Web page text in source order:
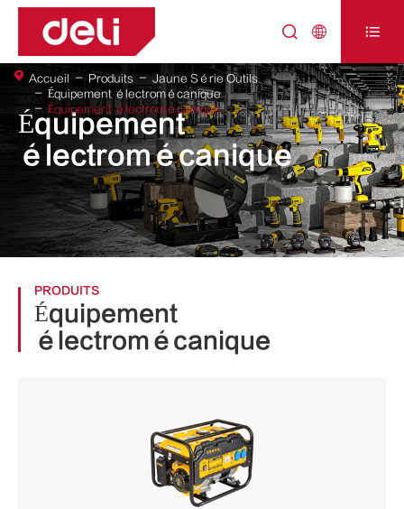
  
Équipement
électromécanique
Accueil Produits
Jaune Série Outils
Équipement électromécanique
Équipement électromécanique
PRODUITS
Équipement
électromécanique